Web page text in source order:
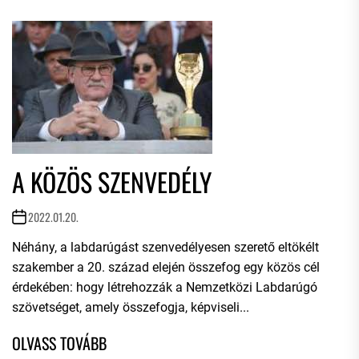
A KÖZÖS SZENVEDÉLY
2022.01.20.
Néhány, a labdarúgást szenvedélyesen szerető eltökélt
szakember a 20. század elején összefog egy közös cél
érdekében: hogy létrehozzák a Nemzetközi Labdarúgó
szövetséget, amely összefogja, képviseli...